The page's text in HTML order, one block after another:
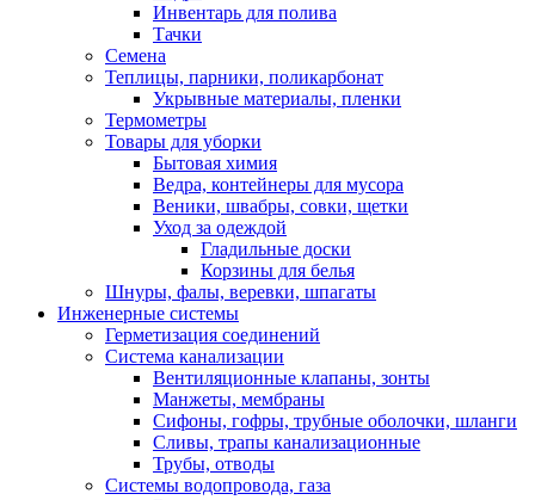
Инвентарь для полива
Тачки
Семена
Теплицы, парники, поликарбонат
Укрывные материалы, пленки
Термометры
Товары для уборки
Бытовая химия
Ведра, контейнеры для мусора
Веники, швабры, совки, щетки
Уход за одеждой
Гладильные доски
Корзины для белья
Шнуры, фалы, веревки, шпагаты
Инженерные системы
Герметизация соединений
Система канализации
Вентиляционные клапаны, зонты
Манжеты, мембраны
Сифоны, гофры, трубные оболочки, шланги
Сливы, трапы канализационные
Трубы, отводы
Системы водопровода, газа